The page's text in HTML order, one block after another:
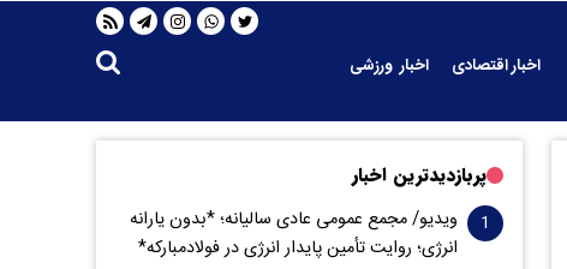
اخبار اقتصادی
اخبار ورزشی
پربازدیدترین اخبار
ویدیو/ مجمع عمومی عادی سالیانه؛ *بدون یارانه
انرژی؛ روایت تأمین پایدار انرژی در فولادمبارکه*